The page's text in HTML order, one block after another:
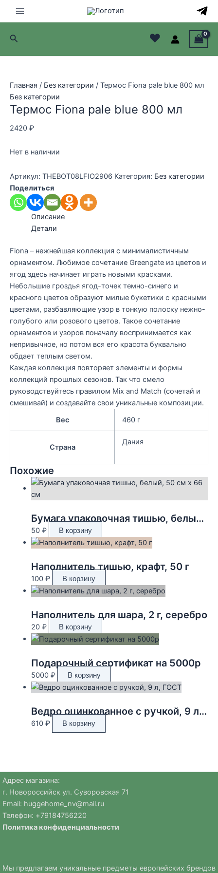
Main
Menu
Поиск ♥
Главная / Без категории / Термос Fiona pale blue 800 мл
Без категории
Термос Fiona pale blue 800 мл
2420 ₽
Нет в наличии
Артикул: THEBOT08LFIO2906 Категория: Без категории
Поделиться
Описание
Детали
Fiona – нежнейшая коллекция с минималистичным
орнаментом. Любимое сочетание Greengate из цветов и
ягод здесь начинает играть новыми красками.
Небольшие гроздья ягод-точек темно-синего и
красного цветов образуют милые букетики с красными
цветами, разбавляющие узор в тонкую полоску нежно-
голубого или розового цветов. Такое сочетание
орнаментов и узоров поначалу воспринимается как
непривычное, но потом вся его красота буквально
обдает теплым светом.
Каждая коллекция повторяет элементы и формы
коллекций прошлых сезонов. Так что смело
руководствуйтесь правилом Mix and Match (сочетай и
смешивай) и создавайте свои уникальные композиции.
Вес
460 г
Страна
Дания
Похожие
Бумага упаковочная тишью, белый, 50 см х 66 см
50 ₽ В корзину
Наполнитель тишью, крафт, 50 г
100 ₽ В корзину
Наполнитель для шара, 2 г, серебро
20 ₽ В корзину
Подарочный сертификат на 5000р
5000 ₽ В корзину
Ведро оцинкованное с ручкой, 9 л, ГОСТ
610 ₽ В корзину
Адрес магазина:
г. Новороссийск ул. Суворовская 71
Email: huggehome_nv@mail.ru
Телефон: +79184756220
Политика конфиденциальности
Мы предлагаем уникальные предметы европейских брендов